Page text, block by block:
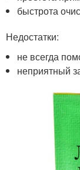
быстрота
Недостатки:
не всегда
неприятный